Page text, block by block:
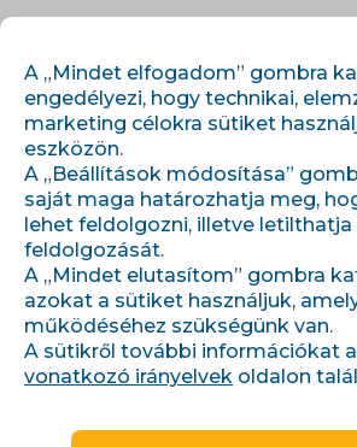
Úvod›Cikkek és információk
Jak nastavit slevu nebo dárek na Heurece
A „Mindet elfogadom” gombra
engedélyezi, hogy technikai,
marketing célokra sütiket
eszközön.
A „Beállítások módosítása”
saját maga határozhatja meg,
lehet feldolgozni, illetve letilthatja
feldolgozását.
A „Mindet elutasítom” gombra
azokat a sütiket használjuk,
működéséhez szükségünk van.
A sütikről további információkat a
vonatkozó irányelvek oldalon